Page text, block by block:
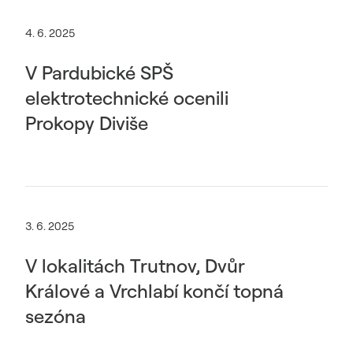
4. 6. 2025
V Pardubické SPŠ
elektrotechnické ocenili
Prokopy Diviše
3. 6. 2025
V lokalitách Trutnov, Dvůr
Králové a Vrchlabí končí topná
sezóna